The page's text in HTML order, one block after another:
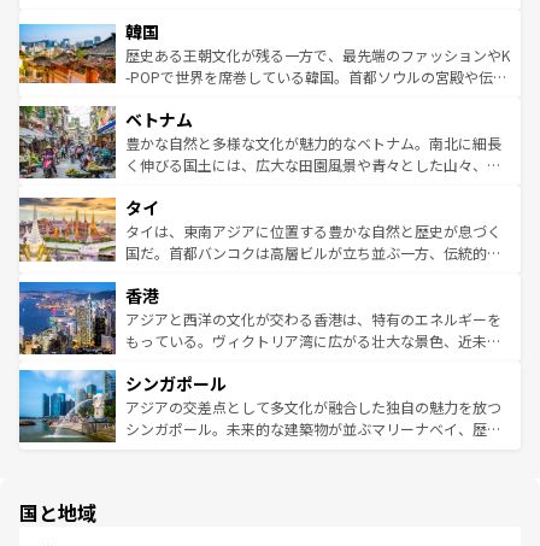
ワイを、存分に味わってほしい。 なお、新着のハワイ情報
はコンテンツ一覧を参照してほしい。
いる。アクティビティも充実しており、サーフィンやダイ
ビング、ハイキングなど、アウトドア好きにはたまらな
い。オーストラリアの多彩な魅力を存分に味わいつくそ
参照してほしい。
ン）、静ひつな山岳地帯である台湾東部など、都市の喧騒
と山間の静けさが共存しており、訪れる人に新しい発見と
驚きをもたらしてくれる。また、奥深い台湾の食文化も魅
容にもいいと評判のスイーツなど、バラエティ豊かな料理
が味わえる。 なお、新着の台湾情報は コンテンツ一覧を参
照してほしい。
韓国
歴史ある王朝文化が残る一方で、最先端のファッションやK
-POPで世界を席巻している韓国。首都ソウルの宮殿や伝統
き、地方に足を延ばせば四季折々の自然美を楽しむことが
できる。そして、キムチや焼肉、絶品のストリートフード
まで、さまざまな韓国料理が待っている。夜には、韓国な
リティに包まれながら、韓国の多彩な魅力を心ゆくまで味
わってみてほしい。 なお、新着の韓国情報はコンテンツ一
覧を参照してほしい。
ベトナム
豊かな自然と多様な文化が魅力的なベトナム。南北に細長
く伸びる国土には、広大な田園風景や青々とした山々、世
急速な発展と共に伝統が息づく。ハノイの古い町並みやホ
ーチミン市のフランス統治時代の建物も、独特の雰囲気を
醸し出している。また、バラエティの豊かさとおいしさで
とつ。フォーやバインミー、ベトナムコーヒーなどは、ぜ
ひ現地で味わいたい。どの地域を訪れてもあたたかい人々
が旅行者を迎えてくれるので、きっと忘れられない旅にな
参照してほしい。
タイ
タイは、東南アジアに位置する豊かな自然と歴史が息づく
国だ。首都バンコクは高層ビルが立ち並ぶ一方、伝統的な
の活気が交差している。北部ではチェンマイなどの山岳地
帯で自然と触れ合い、南部ではプーケットやクラビの美し
いビーチでリゾート気分を楽しむことができる。タイ料理
激する。気候は一年中温暖で、どの季節にも異なる楽しみ
が待っている。親しみやすいタイの人々、仏教を中心とし
た文化、そして多様な観光資源が、訪れる旅人を魅了し続
香港
アジアと西洋の文化が交わる香港は、特有のエネルギーを
もっている。ヴィクトリア湾に広がる壮大な景色、近未来
み、どこを訪れても感動するはず。観光スポットが密集し
ており、効率よく見どころを回れるのも魅力。息をのむよ
うな絶景から文化的な体験まで、香港を存分に楽しみ尽く
シンガポール
アジアの交差点として多文化が融合した独自の魅力を放つ
シンガポール。未来的な建築物が並ぶマリーナベイ、歴史
国と地域